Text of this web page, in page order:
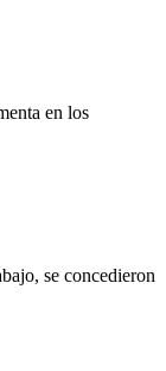
en los
se concedieron